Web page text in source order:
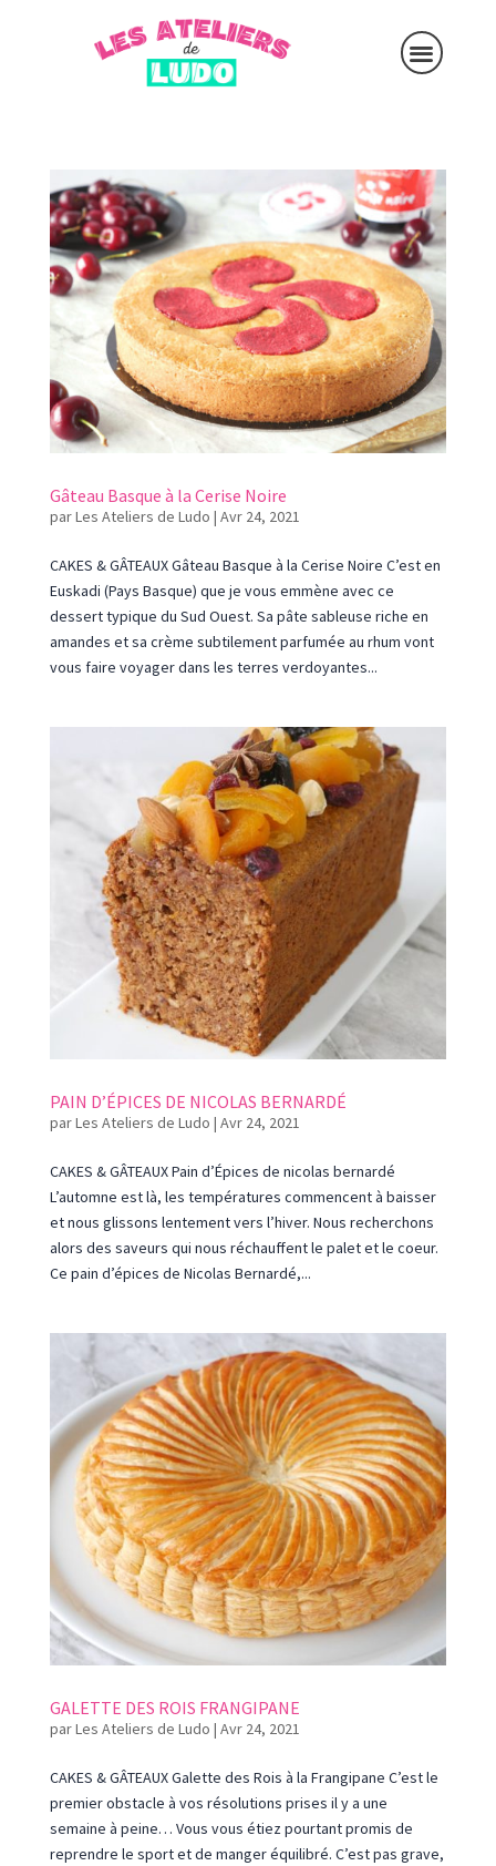
Gâteau Basque à la Cerise Noire
parLes Ateliers de Ludo | Avr 24, 2021
CAKES & GÂTEAUX Gâteau Basque à la Cerise Noire C’est en
Euskadi (Pays Basque) que je vous emmène avec ce
dessert typique du Sud Ouest. Sa pâte sableuse riche en
amandes et sa crème subtilement parfumée au rhum vont
vous faire voyager dans les terres verdoyantes...
PAIN D’ÉPICES DE NICOLAS BERNARDÉ
parLes Ateliers de Ludo | Avr 24, 2021
CAKES & GÂTEAUX Pain d’Épices de nicolas bernardé
L’automne est là, les températures commencent à baisser
et nous glissons lentement vers l’hiver. Nous recherchons
alors des saveurs qui nous réchauffent le palet et le coeur.
Ce pain d’épices de Nicolas Bernardé,...
GALETTE DES ROIS FRANGIPANE
parLes Ateliers de Ludo | Avr 24, 2021
CAKES & GÂTEAUX Galette des Rois à la Frangipane C’est le
premier obstacle à vos résolutions prises il y a une
semaine à peine… Vous vous étiez pourtant promis de
reprendre le sport et de manger équilibré. C’est pas grave,